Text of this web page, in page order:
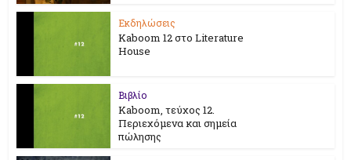
Εκδηλώσεις
Kaboom 12 στο Literature
House
Βιβλίο
Kaboom, τεύχος 12.
Περιεχόμενα και σημεία
πώλησης